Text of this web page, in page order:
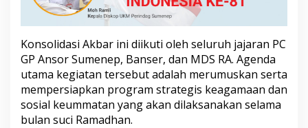
Konsolidasi Akbar ini diikuti oleh seluruh jajaran PC
GP Ansor Sumenep, Banser, dan MDS RA. Agenda
utama kegiatan tersebut adalah merumuskan serta
mempersiapkan program strategis keagamaan dan
sosial keummatan yang akan dilaksanakan selama
bulan suci Ramadhan.